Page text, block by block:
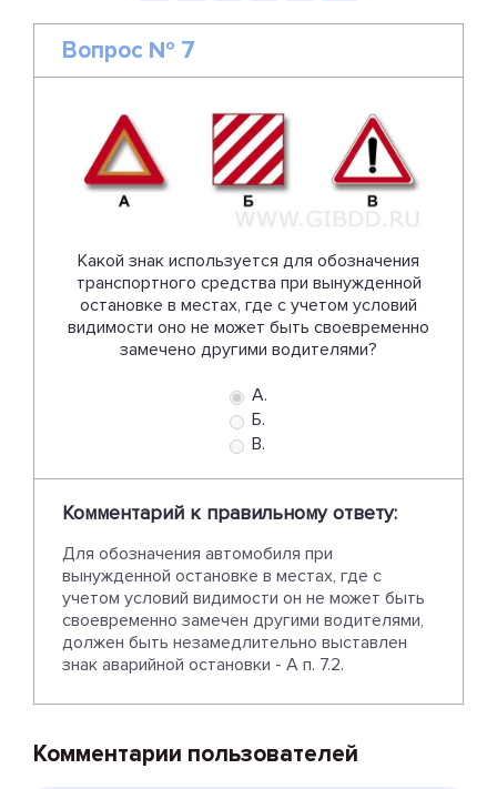
Вопрос № 7
Какой знак используется для обозначения
транспортного средства при вынужденной
остановке в местах, где с учетом условий
видимости оно не может быть своевременно
замечено другими водителями?
А.
Б.
В.
Комментарий к правильному ответу:
Для обозначения автомобиля при
вынужденной остановке в местах, где с
учетом условий видимости он не может быть
своевременно замечен другими водителями,
должен быть незамедлительно выставлен
знак аварийной остановки - А п. 7.2.
Комментарии пользователей